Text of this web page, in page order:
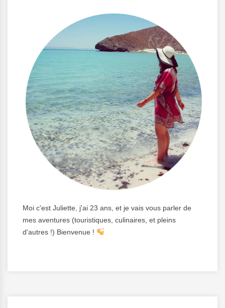
Moi c'est Juliette, j'ai 23 ans, et je vais vous parler de
mes aventures (touristiques, culinaires, et pleins
d'autres !) Bienvenue !